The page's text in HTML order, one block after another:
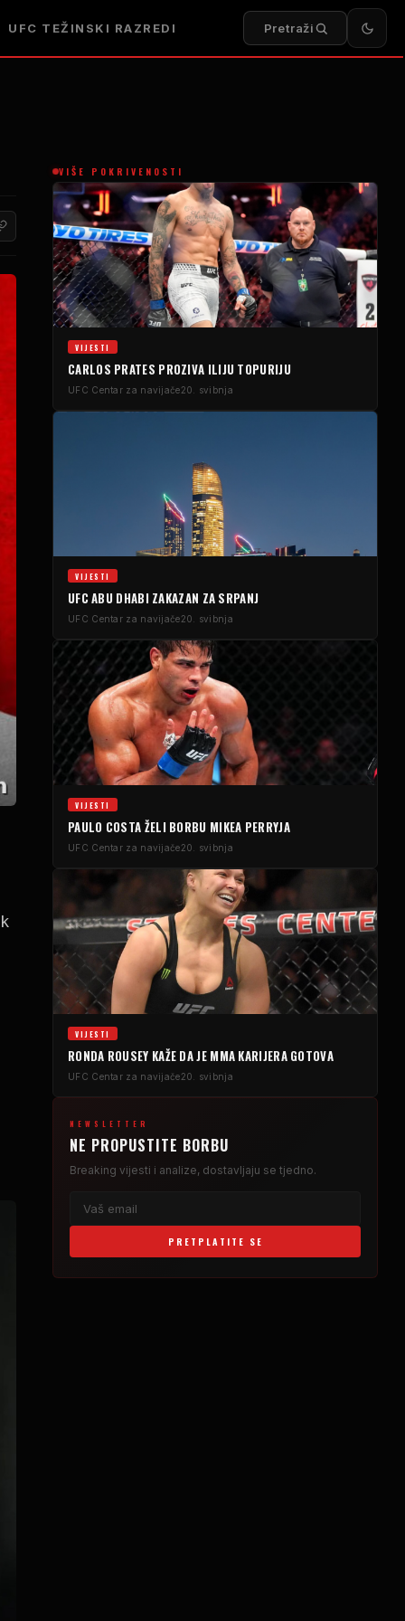
UFC TEŽINSKI RAZREDI Pretraži
VIŠE POKRIVENOSTI
VIJESTI
CARLOS PRATES PROZIVA ILIJU TOPURIJU
UFC Centar za navijače20. svibnja
VIJESTI
UFC ABU DHABI ZAKAZAN ZA SRPANJ
UFC Centar za navijače20. svibnja
VIJESTI
PAULO COSTA ŽELI BORBU MIKEA PERRYJA
UFC Centar za navijače20. svibnja
VIJESTI
RONDA ROUSEY KAŽE DA JE MMA KARIJERA GOTOVA
UFC Centar za navijače20. svibnja
NEWSLETTER
NE PROPUSTITE BORBU
Breaking vijesti i analize, dostavljaju se tjedno.
PRETPLATITE SE